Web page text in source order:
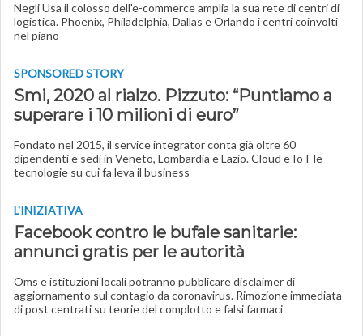
Negli Usa il colosso dell'e-commerce amplia la sua rete di centri di
logistica. Phoenix, Philadelphia, Dallas e Orlando i centri coinvolti
nel piano
SPONSORED STORY
Smi, 2020 al rialzo. Pizzuto: “Puntiamo a
superare i 10 milioni di euro”
Fondato nel 2015, il service integrator conta già oltre 60
dipendenti e sedi in Veneto, Lombardia e Lazio. Cloud e IoT le
tecnologie su cui fa leva il business
L'INIZIATIVA
Facebook contro le bufale sanitarie:
annunci gratis per le autorità
Oms e istituzioni locali potranno pubblicare disclaimer di
aggiornamento sul contagio da coronavirus. Rimozione immediata
di post centrati su teorie del complotto e falsi farmaci